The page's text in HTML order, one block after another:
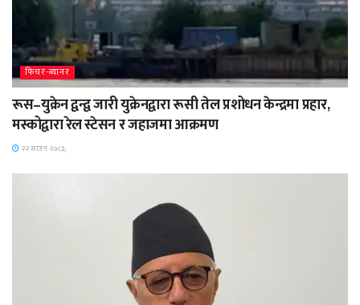
फिचर-ब्यानर
रूस–युक्रेन द्वन्द्व जारी युक्रेनद्वारा रूसी तेल प्रशोधन केन्द्रमा प्रहार,
मस्कोद्वारा रेल स्टेसन र जहाजमा आक्रमण
२२ साउन २०८३,